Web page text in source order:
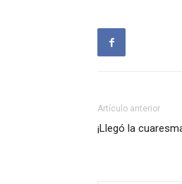
Artículo anterior
¡Llegó la